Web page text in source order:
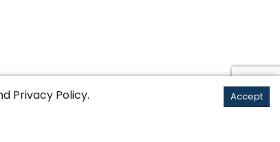
Privacy Policy. Accept